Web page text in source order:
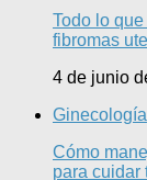
Todo lo
fibromas
4 de junio
Ginecología
Cómo
para cuidar